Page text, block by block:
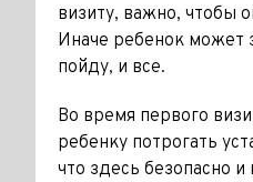
визиту, важно, чтобы
Иначе ребенок может
пойду, и все.
Во время первого
ребенку потро­гать
что здесь безопасно